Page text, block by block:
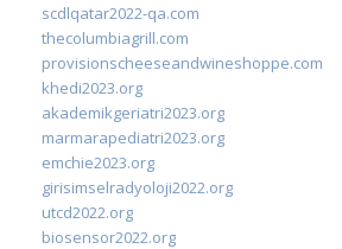
scdlqatar2022-qa.com
thecolumbiagrill.com
provisionscheeseandwineshoppe.com
khedi2023.org
akademikgeriatri2023.org
marmarapediatri2023.org
emchie2023.org
girisimselradyoloji2022.org
utcd2022.org
biosensor2022.org